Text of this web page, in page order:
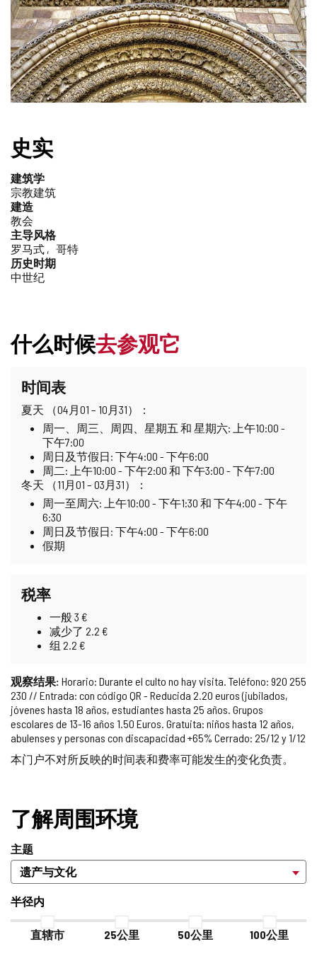
史实
建筑学
宗教建筑
建造
教会
主导风格
罗马式
哥特
历史时期
中世纪
什么时候去参观它
时间表
夏天 （04月01 – 10月31）：
周一、周三、周四、星期五 和 星期六: 上午10:00 -
下午7:00
周日及节假日: 下午4:00 - 下午6:00
周二: 上午10:00 - 下午2:00 和 下午3:00 - 下午7:00
冬天 （11月01 – 03月31）：
周一至周六: 上午10:00 - 下午1:30 和 下午4:00 - 下午
6:30
周日及节假日: 下午4:00 - 下午6:00
假期
税率
一般 3 €
减少了 2.2 €
组 2.2 €
观察结果: Horario: Durante el culto no hay visita. Teléfono: 920 255
230 // Entrada: con código QR - Reducida 2.20 euros (jubilados,
jóvenes hasta 18 años, estudiantes hasta 25 años. Grupos
escolares de 13-16 años 1.50 Euros. Gratuita: niños hasta 12 años,
abulenses y personas con discapacidad +65% Cerrado: 25/12 y 1/12
本门户不对所反映的时间表和费率可能发生的变化负责。
了解周围环境
主题
半径内
直辖市 25公里 50公里 100公里